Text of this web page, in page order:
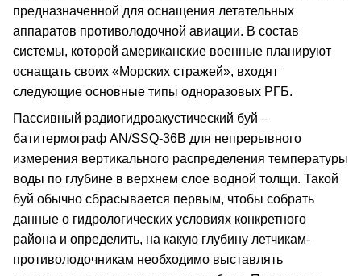
предназначенной для оснащения летательных
аппаратов противолодочной авиации. В состав
системы, которой американские военные планируют
оснащать своих «Морских стражей», входят
следующие основные типы одноразовых РГБ.
Пассивный радиогидроакустический буй –
батитермограф AN/SSQ-36B для непрерывного
измерения вертикального распределения температуры
воды по глубине в верхнем слое водной толщи. Такой
буй обычно сбрасывается первым, чтобы собрать
данные о гидрологических условиях конкретного
района и определить, на какую глубину летчикам-
противолодочникам необходимо выставлять